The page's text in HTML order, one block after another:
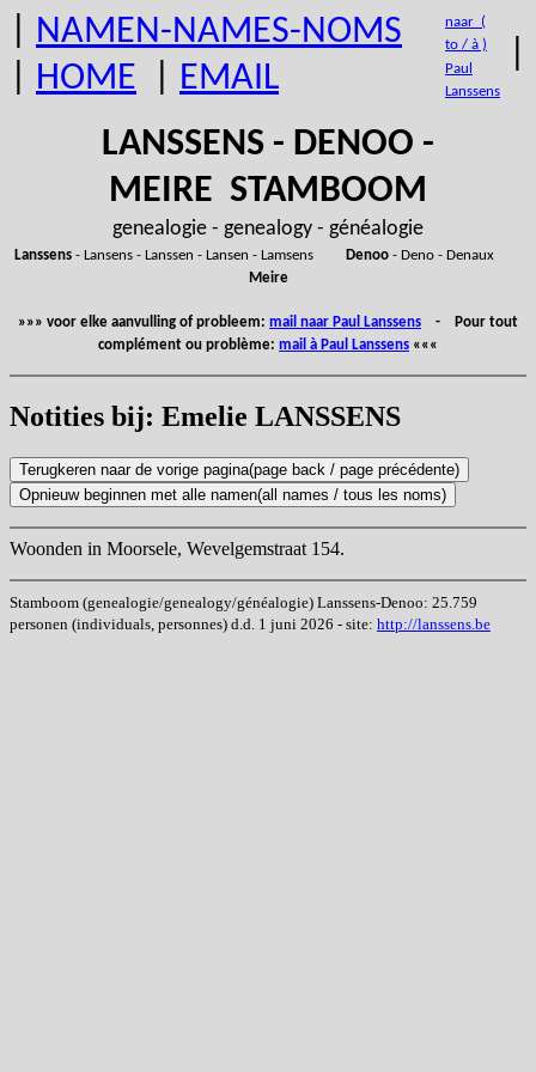
NAMEN-NAMES-NOMS
HOME EMAIL
naar (
to / à )
Paul
Lanssens
LANSSENS - DENOO -
MEIRE STAMBOOM
genealogie - genealogy - généalogie
Lanssens- Lansens - Lanssen - Lansen - Lamsens Denoo- Deno - Denaux
Meire
»»» voor elke aanvulling of probleem: mail naar Paul Lanssens - Pour tout
complément ou problème: mail à Paul Lanssens «««
Notities bij: Emelie LANSSENS
Woonden in Moorsele, Wevelgemstraat 154.
Stamboom (genealogie/genealogy/généalogie) Lanssens-Denoo: 25.759
personen (individuals, personnes) d.d. 1 juni 2026 - site: http://lanssens.be